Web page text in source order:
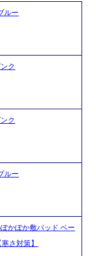
ルー
ク
ク
ルー
かぽか敷パッド ベー
さ対策】